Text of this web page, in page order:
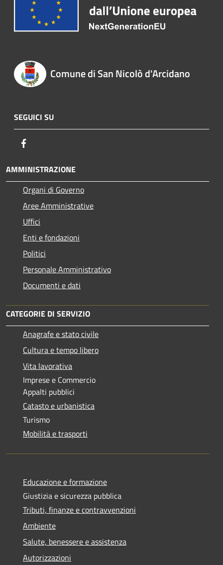
Comune di San Nicolò d'Arcidano
SEGUICI SU
AMMINISTRAZIONE
Organi di Governo
Aree Amministrative
Uffici
Enti e fondazioni
Politici
Personale Amministrativo
Documenti e dati
CATEGORIE DI SERVIZIO
Anagrafe e stato civile
Cultura e tempo libero
Vita lavorativa
Imprese e Commercio
Appalti pubblici
Catasto e urbanistica
Turismo
Mobilità e trasporti
Educazione e formazione
Giustizia e sicurezza pubblica
Tributi, finanze e contravvenzioni
Ambiente
Salute, benessere e assistenza
Autorizzazioni